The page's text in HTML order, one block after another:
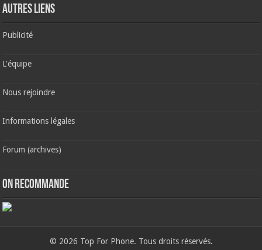
AUTRES LIENS
Publicité
L'équipe
Nous rejoindre
Informations légales
Forum (archives)
ON RECOMMANDE
© 2026 Top For Phone. Tous droits réservés.